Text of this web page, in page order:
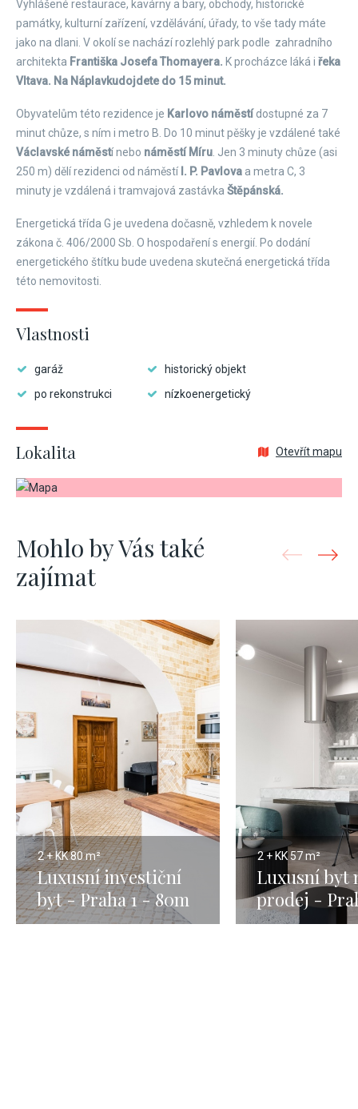
Vyhlášené restaurace, kavárny a bary, obchody, historické
památky, kulturní zařízení, vzdělávání, úřady, to vše tady máte
jako na dlani. V okolí se nachází rozlehlý park podle zahradního
architekta Františka Josefa Thomayera. K procházce láká i řeka
Vltava. Na Náplavkudojdete do 15 minut.
Obyvatelům této rezidence je Karlovo náměstídostupné za 7
minut chůze, s ním i metro B. Do 10 minut pěšky je vzdálené také
Václavské náměstí nebo náměstí Míru . Jen 3 minuty chůze (asi
250 m) dělí rezidenci od náměstíI. P. Pavlova a metra C, 3
minuty je vzdálená i tramvajová zastávka Štěpánská.
​Energetická třída G je uvedena dočasně, vzhledem k novele
zákona č. 406/2000 Sb. O hospodaření s energií. Po dodání
energetického štítku bude uvedena skutečná energetická třída
této nemovitosti.
Vlastnosti
garáž
historický objekt
po rekonstrukci
nízkoenergetický
Lokalita Otevřít mapu
Mohlo by Vás také
zajímat
2 + KK80 m²
Luxusní investiční
byt - Praha 1 - 80m
2 + KK57 m²
Luxusní byt
prodej -
Vinohrady -